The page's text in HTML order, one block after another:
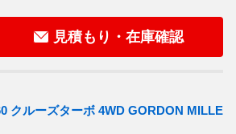
見積もり・在庫確認
クルーズターボ 4WD GORDON MILLE